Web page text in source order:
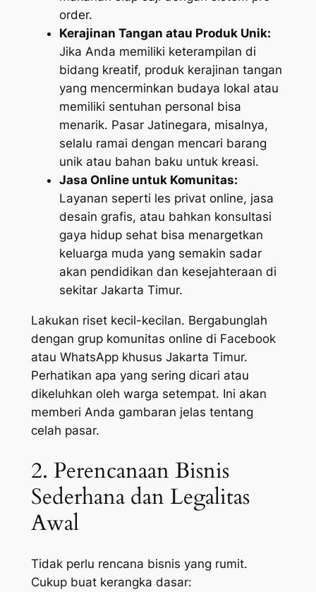
order.
Kerajinan Tangan atau Produk Unik:
Jika Anda memiliki keterampilan di
bidang kreatif, produk kerajinan tangan
yang mencerminkan budaya lokal atau
memiliki sentuhan personal bisa
menarik. Pasar Jatinegara, misalnya,
selalu ramai dengan mencari barang
unik atau bahan baku untuk kreasi.
Jasa Online untuk Komunitas:
Layanan seperti les privat online, jasa
desain grafis, atau bahkan konsultasi
gaya hidup sehat bisa menargetkan
keluarga muda yang semakin sadar
akan pendidikan dan kesejahteraan di
sekitar Jakarta Timur.
Lakukan riset kecil-kecilan. Bergabunglah
dengan grup komunitas online di Facebook
atau WhatsApp khusus Jakarta Timur.
Perhatikan apa yang sering dicari atau
dikeluhkan oleh warga setempat. Ini akan
memberi Anda gambaran jelas tentang
celah pasar.
2. Perencanaan Bisnis
Sederhana dan Legalitas
Awal
Tidak perlu rencana bisnis yang rumit.
Cukup buat kerangka dasar: